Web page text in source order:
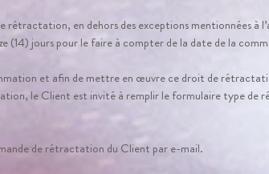
rétractation, en dehors des exceptions mentionnées à
(14) jours pour le faire à compter de la date de la
et afin de mettre en œuvre ce droit de
le Client est invité à remplir le formulaire type de
de rétractation du Client par e-mail.